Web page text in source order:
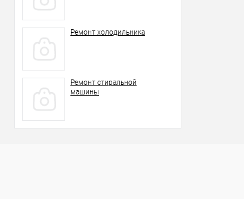
Ремонт холодильника
Ремонт стиральной
машины